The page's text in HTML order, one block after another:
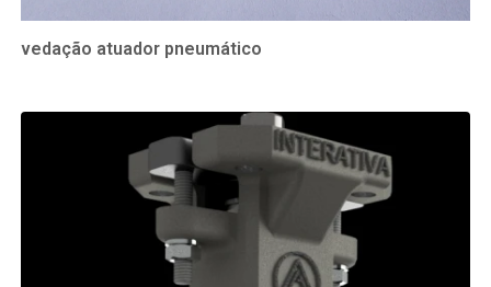
vedação atuador pneumático